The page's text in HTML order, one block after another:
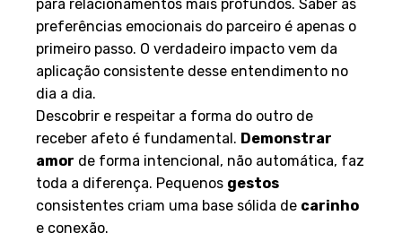
para relacionamentos mais profundos. Saber as
preferências emocionais do parceiro é apenas o
primeiro passo. O verdadeiro impacto vem da
aplicação consistente desse entendimento no
dia a dia.
Descobrir e respeitar a forma do outro de
receber afeto é fundamental. Demonstrar
amor de forma intencional, não automática, faz
toda a diferença. Pequenos gestos
consistentes criam uma base sólida de carinho
e conexão.